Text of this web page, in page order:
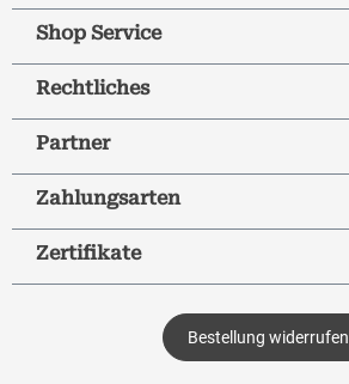
Shop Service
Rechtliches
Partner
Zahlungsarten
Zertifikate
Bestellung widerrufen